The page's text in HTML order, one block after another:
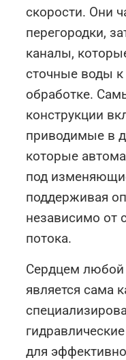
скорости. Они
перегородки,
каналы,
сточные воды
обработке.
конструкции
приводимые в
которые
под
поддерживая
независимо от
потока.
Сердцем любой
является сама
для